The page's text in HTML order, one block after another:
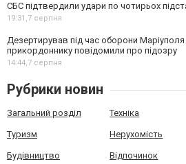
СБС підтвердили удари по чотирьох
19:31,7 серпня
Дезертирував під час оборони
прикордоннику повідомили про підозру
14:44,7 серпня
Рубрики новин
Загальний розділ Техніка
Туризм Нерухомість
Будівництво Відпочинок